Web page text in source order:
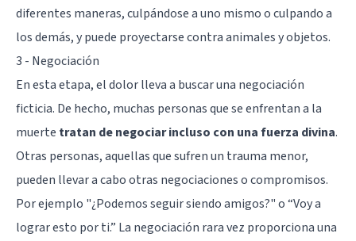
diferentes maneras, culpándose a uno mismo o culpando a
los demás, y puede proyectarse contra animales y objetos.
3 - Negociación
En esta etapa, el dolor lleva a buscar una negociación
ficticia. De hecho, muchas personas que se enfrentan a la
muerte tratan de negociar incluso con una fuerza divina.
Otras personas, aquellas que sufren un trauma menor,
pueden llevar a cabo otras negociaciones o compromisos.
Por ejemplo "¿Podemos seguir siendo amigos?" o “Voy a
lograr esto por ti.” La negociación rara vez proporciona una